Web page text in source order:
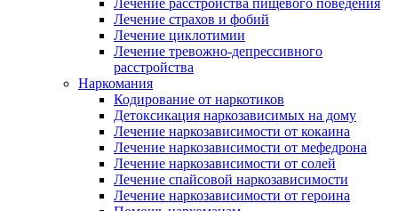
Лечение расстройства пищевого поведения
Лечение страхов и фобий
Лечение циклотимии
Лечение тревожно-депрессивного
расстройства
Наркомания
Кодирование от наркотиков
Детоксикация наркозависимых на дому
Лечение наркозависимости от кокаина
Лечение наркозависимости от мефедрона
Лечение наркозависимости от солей
Лечение спайсовой наркозависимости
Лечение наркозависимости от героина